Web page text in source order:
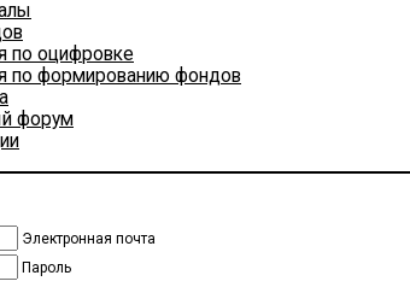
по оцифровке
по формированию фондов
форум
Электронная почта
Пароль